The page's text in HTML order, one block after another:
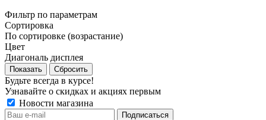
Фильтр по параметрам
Сортировка
По сортировке (возрастание)
Цвет
Диагональ дисплея
Сбросить
Будьте всегда в курсе!
Узнавайте о скидках и акциях первым
Новости магазина